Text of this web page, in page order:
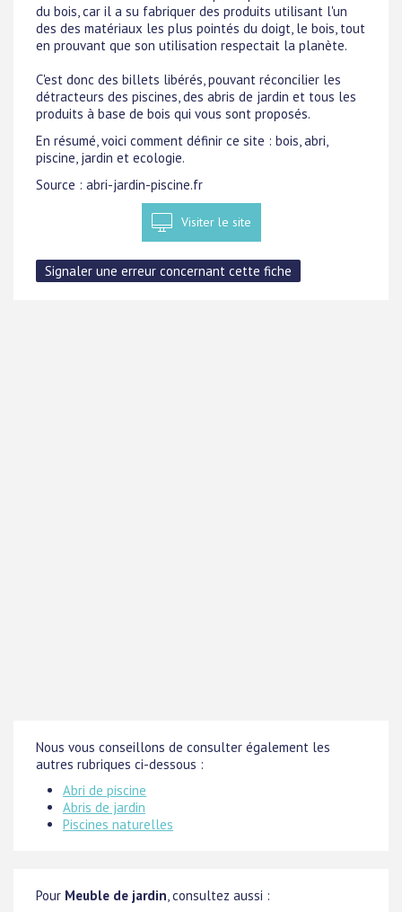
du bois, car il a su fabriquer des produits utilisant l'un
des des matériaux les plus pointés du doigt, le bois, tout
en prouvant que son utilisation respectait la planète.
C'est donc des billets libérés, pouvant réconcilier les
détracteurs des piscines, des abris de jardin et tous les
produits à base de bois qui vous sont proposés.
En résumé, voici comment définir ce site : bois, abri,
piscine, jardin et ecologie.
Source : abri-jardin-piscine.fr
Visiter le site
Nous vous conseillons de consulter également les
autres rubriques ci-dessous :
Abri de piscine
Abris de jardin
Piscines naturelles
Pour Meuble de jardin, consultez aussi :